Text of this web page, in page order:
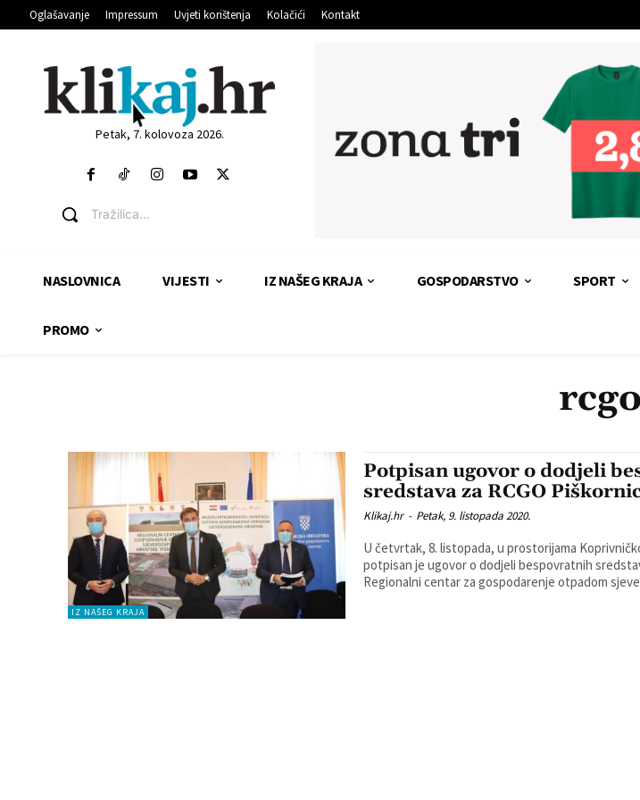
Oglašavanje Impressum Uvjeti korištenja Kolačići Kontakt
Petak, 7. kolovoza 2026.
Tražilica...
NASLOVNICA VIJESTI IZ NAŠEG KRAJA GOSPODARSTVO SPORT
PROMO
rcgo
IZ NAŠEG KRAJA
Potpisan ugovor o dodjeli
sredstava za RCGO
Klikaj.hr - Petak, 9. listopada 2020.
U četvrtak, 8. listopada, u prostorijama
potpisan je ugovor o dodjeli bespovratnih
Regionalni centar za gospodarenje otpadom